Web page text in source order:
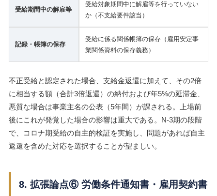
受給期間中の解雇等
受給対象期間中に解雇等を行っていない
か（不支給要件該当）
記録・帳簿の保存
受給に係る関係帳簿の保存（雇用安定事
業関係資料の保存義務）
不正受給と認定された場合、支給金返還に加えて、その2倍
に相当する額（合計3倍返還）の納付および年5%の延滞金、
悪質な場合は事業主名の公表（5年間）が課される。上場前
後にこれが発覚した場合の影響は重大である。N-3期の段階
で、コロナ期受給の自主的検証を実施し、問題があれば自主
返還を含めた対応を選択することが望ましい。
8. 拡張論点⑥ 労働条件通知書・雇用契約書